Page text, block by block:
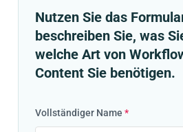
Nutzen Sie das
beschreiben Sie, was
welche Art von
Content Sie benötigen.
Vollständiger Name *